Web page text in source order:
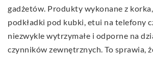
gadżetów. Produkty wykonane z
podkładki pod kubki, etui na telefony
niezwykle wytrzymałe i odporne na
czynników zewnętrznych. To sprawia,